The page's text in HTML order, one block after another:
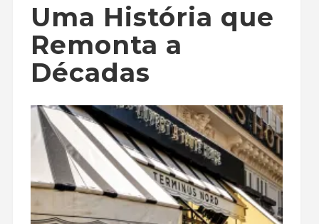
Uma História que
Remonta a
Décadas